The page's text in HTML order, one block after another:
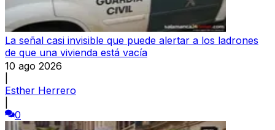
La señal casi invisible que puede alertar a los ladrones
de que una vivienda está vacía
10 ago 2026
Esther Herrero
0